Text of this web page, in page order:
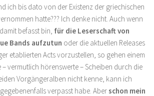
ich bis dato von der Existenz der griechischen
hatte??? Ich denke nicht. Auch wenn
befasst bin, für die Leserschaft von
Bands aufzutun oder die aktuellen Releases
etablierten Acts vorzustellen, so gehen einem
vermutlich hörenswerte – Scheiben durch die
Vorgängeralben nicht kenne, kann ich
verpasst habe. Aberschon mein